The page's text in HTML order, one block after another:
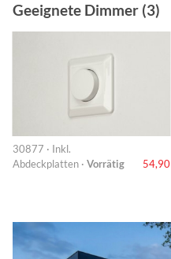
Geeignete Dimmer (3)
30877 · Inkl.
Abdeckplatten · Vorrätig 54,90